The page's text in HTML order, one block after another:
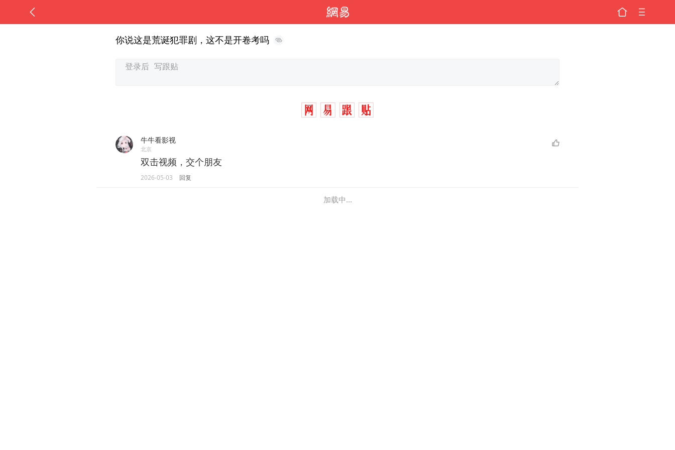
你说这是荒诞犯罪剧，这不是开卷考吗
牛牛看影视
北京
双击视频，交个朋友
2026-05-03 回复
加载中...